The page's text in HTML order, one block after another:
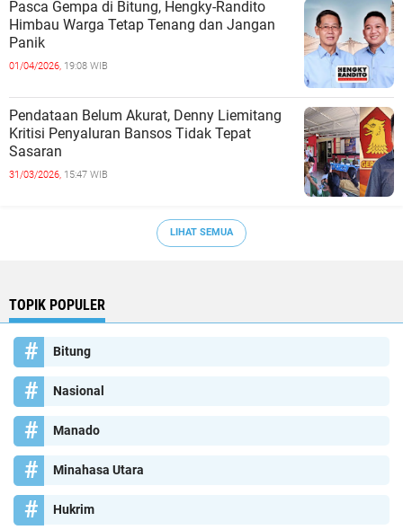
Pasca Gempa di Bitung, Hengky-Randito
Himbau Warga Tetap Tenang dan Jangan
Panik
01/04/2026, 19:08 WIB
Pendataan Belum Akurat, Denny Liemitang
Kritisi Penyaluran Bansos Tidak Tepat
Sasaran
31/03/2026, 15:47 WIB
LIHAT SEMUA
TOPIK POPULER
Bitung
Nasional
Manado
Minahasa Utara
Hukrim